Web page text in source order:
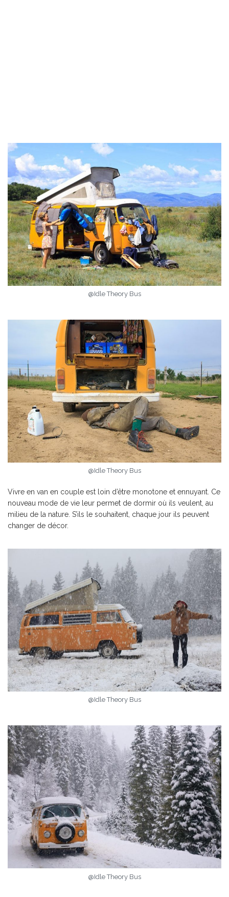
@Idle Theory Bus
@Idle Theory Bus
Vivre en van en couple est loin d’être monotone et ennuyant. Ce
nouveau mode de vie leur permet de dormir où ils veulent, au
milieu de la nature. S’ils le souhaitent, chaque jour ils peuvent
changer de décor.
@Idle Theory Bus
@Idle Theory Bus